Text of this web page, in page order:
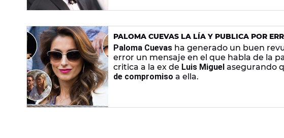
PALOMA CUEVAS LA LÍA Y PUBLICA POR
SORIA Y A LA EX DE LUIS MIGUEL
Paloma Cuevas ha generado un buen
error un mensaje en el que habla de la
critica a la ex de Luis Miguel asegurando
de compromiso a ella.